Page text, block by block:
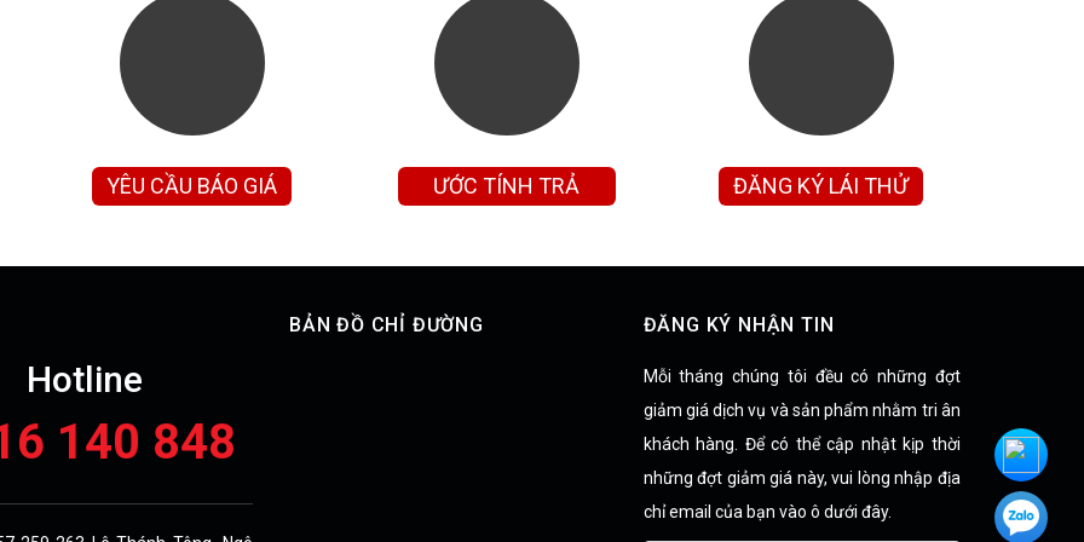
YÊU CẦU BÁO GIÁ
ƯỚC TÍNH TRẢ
ĐĂNG KÝ LÁI THỬ
Hotline
140 848
BẢN ĐỒ CHỈ ĐƯỜNG ĐĂNG KÝ NHẬN TIN
Mỗi tháng chúng tôi đều có những đợt
giảm giá dịch vụ và sản phẩm nhằm tri ân
khách hàng. Để có thể cập nhật kịp thời
những đợt giảm giá này, vui lòng nhập địa
chỉ email của bạn vào ô dưới đây.